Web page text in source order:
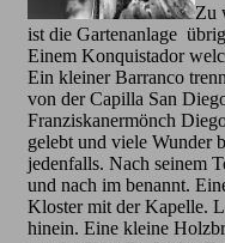
Zu
ist die Gartenanlage
Einem Konquistador
Ein kleiner Barranco
von der Capilla San
Franziskanermönch
gelebt und viele Wunder
jedenfalls. Nach seinem
und nach im benannt.
Kloster mit der Kapelle.
hinein. Eine kleine